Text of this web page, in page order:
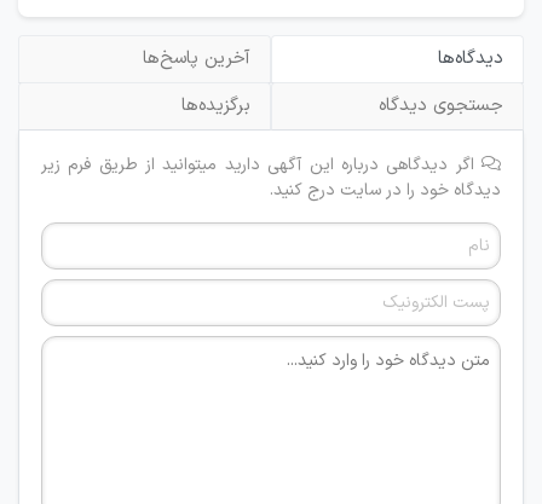
دیدگاه‌ها
آخرین پاسخ‌ها
جستجوی دیدگاه
برگزیده‌ها
اگر دیدگاهی درباره این آگهی دارید میتوانید از طریق فرم زیر
دیدگاه خود را در سایت درج کنید.